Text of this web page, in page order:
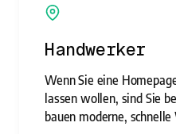
Handwerker
Wenn Sie eine
lassen wollen, sind Sie
bauen moderne,